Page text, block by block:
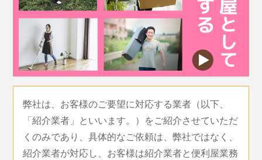
弊社は、お客様のご要望に対応する業者（以下、
「紹介業者」といいます。）をご紹介させていただ
くのみであり、具体的なご依頼は、弊社ではなく、
紹介業者が対応し、お客様は紹介業者と便利屋業務